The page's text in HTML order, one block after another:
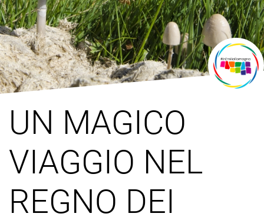
UN MAGICO
VIAGGIO NEL
REGNO DEI